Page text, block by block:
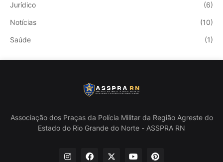
Jurídico (6)
Notícias (10)
Saúde (1)
Associação dos Praças da Polícia Militar da Região Agreste do
Estado do Rio Grande do Norte - ASSPRA RN